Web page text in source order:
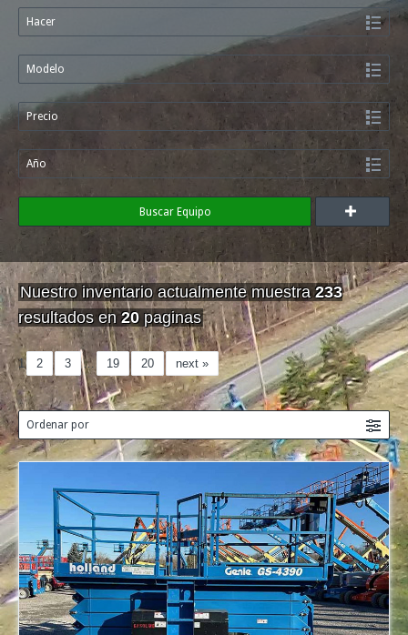
Hacer
Modelo
Precio
Año
Buscar Equipo
Nuestro inventario actualmente muestra233
resultados en20paginas
1 2 3 … 19 20 next »
Ordenar por